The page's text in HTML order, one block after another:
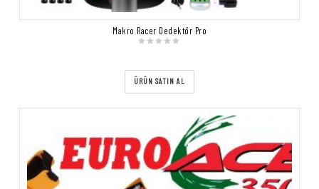
Makro Racer Dedektör Pro
ÜRÜN SATIN AL